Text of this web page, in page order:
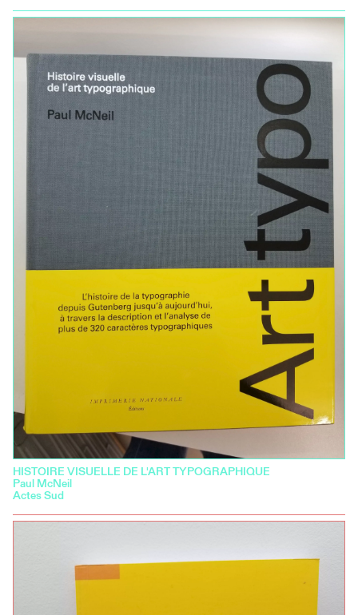
HISTOIRE VISUELLE DE L'ART TYPOGRAPHIQUE
Paul McNeil
Actes Sud